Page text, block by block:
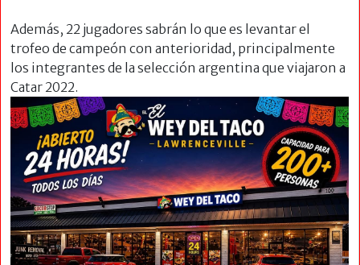
Además, 22 jugadores sabrán lo que es levantar el
trofeo de campeón con anterioridad, principalmente
los integrantes de la selección argentina que viajaron a
Catar 2022.